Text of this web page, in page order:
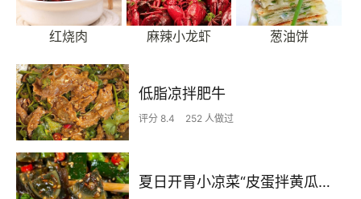
红烧肉 麻辣小龙虾 葱油饼
低脂凉拌肥牛
评分 8.4 252 人做过
夏日开胃小凉菜“皮蛋拌黄瓜🥒”开胃减脂